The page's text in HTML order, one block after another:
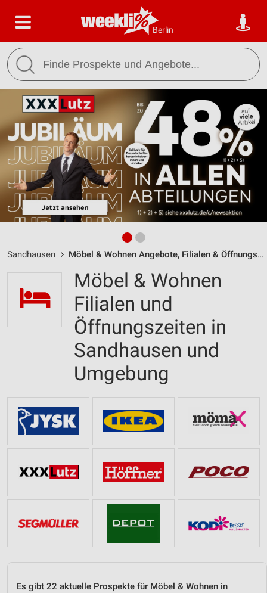
Berlin
Sandhausen Möbel & Wohnen Angebote, Filialen & Öffnungszeiten
Möbel & Wohnen
Filialen und
Öffnungszeiten in
Sandhausen und
Umgebung
Es gibt 22 aktuelle Prospekte für Möbel & Wohnen in